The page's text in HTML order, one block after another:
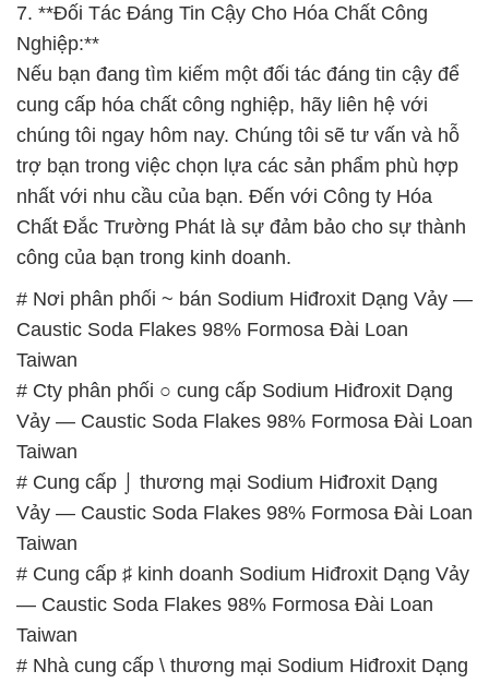
7. **Đối Tác Đáng Tin Cậy Cho Hóa Chất Công
Nghiệp:**
Nếu bạn đang tìm kiếm một đối tác đáng tin cậy để
cung cấp hóa chất công nghiệp, hãy liên hệ với
chúng tôi ngay hôm nay. Chúng tôi sẽ tư vấn và hỗ
trợ bạn trong việc chọn lựa các sản phẩm phù hợp
nhất với nhu cầu của bạn. Đến với Công ty Hóa
Chất Đắc Trường Phát là sự đảm bảo cho sự thành
công của bạn trong kinh doanh.
# Nơi phân phối ~ bán Sodium Hiđroxit Dạng Vảy —
Caustic Soda Flakes 98% Formosa Đài Loan
Taiwan
# Cty phân phối ○ cung cấp Sodium Hiđroxit Dạng
Vảy — Caustic Soda Flakes 98% Formosa Đài Loan
Taiwan
# Cung cấp ⌡ thương mại Sodium Hiđroxit Dạng
Vảy — Caustic Soda Flakes 98% Formosa Đài Loan
Taiwan
# Cung cấp ♯ kinh doanh Sodium Hiđroxit Dạng Vảy
— Caustic Soda Flakes 98% Formosa Đài Loan
Taiwan
# Nhà cung cấp \ thương mại Sodium Hiđroxit Dạng